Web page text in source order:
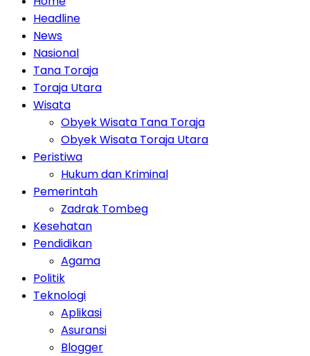
Headline
News
Nasional
Tana Toraja
Toraja Utara
Wisata
Obyek Wisata Tana Toraja
Obyek Wisata Toraja Utara
Peristiwa
Hukum dan Kriminal
Pemerintah
Zadrak Tombeg
Kesehatan
Pendidikan
Agama
Politik
Teknologi
Aplikasi
Asuransi
Blogger